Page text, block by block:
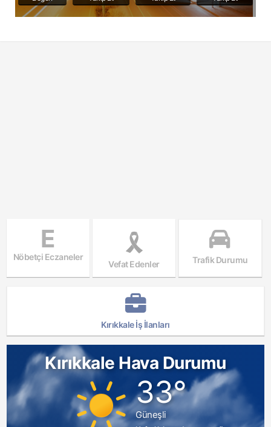
E
Nöbetçi Eczaneler
Vefat Edenler Trafik Durumu
Kırıkkale İş İlanları
Kırıkkale Hava Durumu
33°
Güneşli